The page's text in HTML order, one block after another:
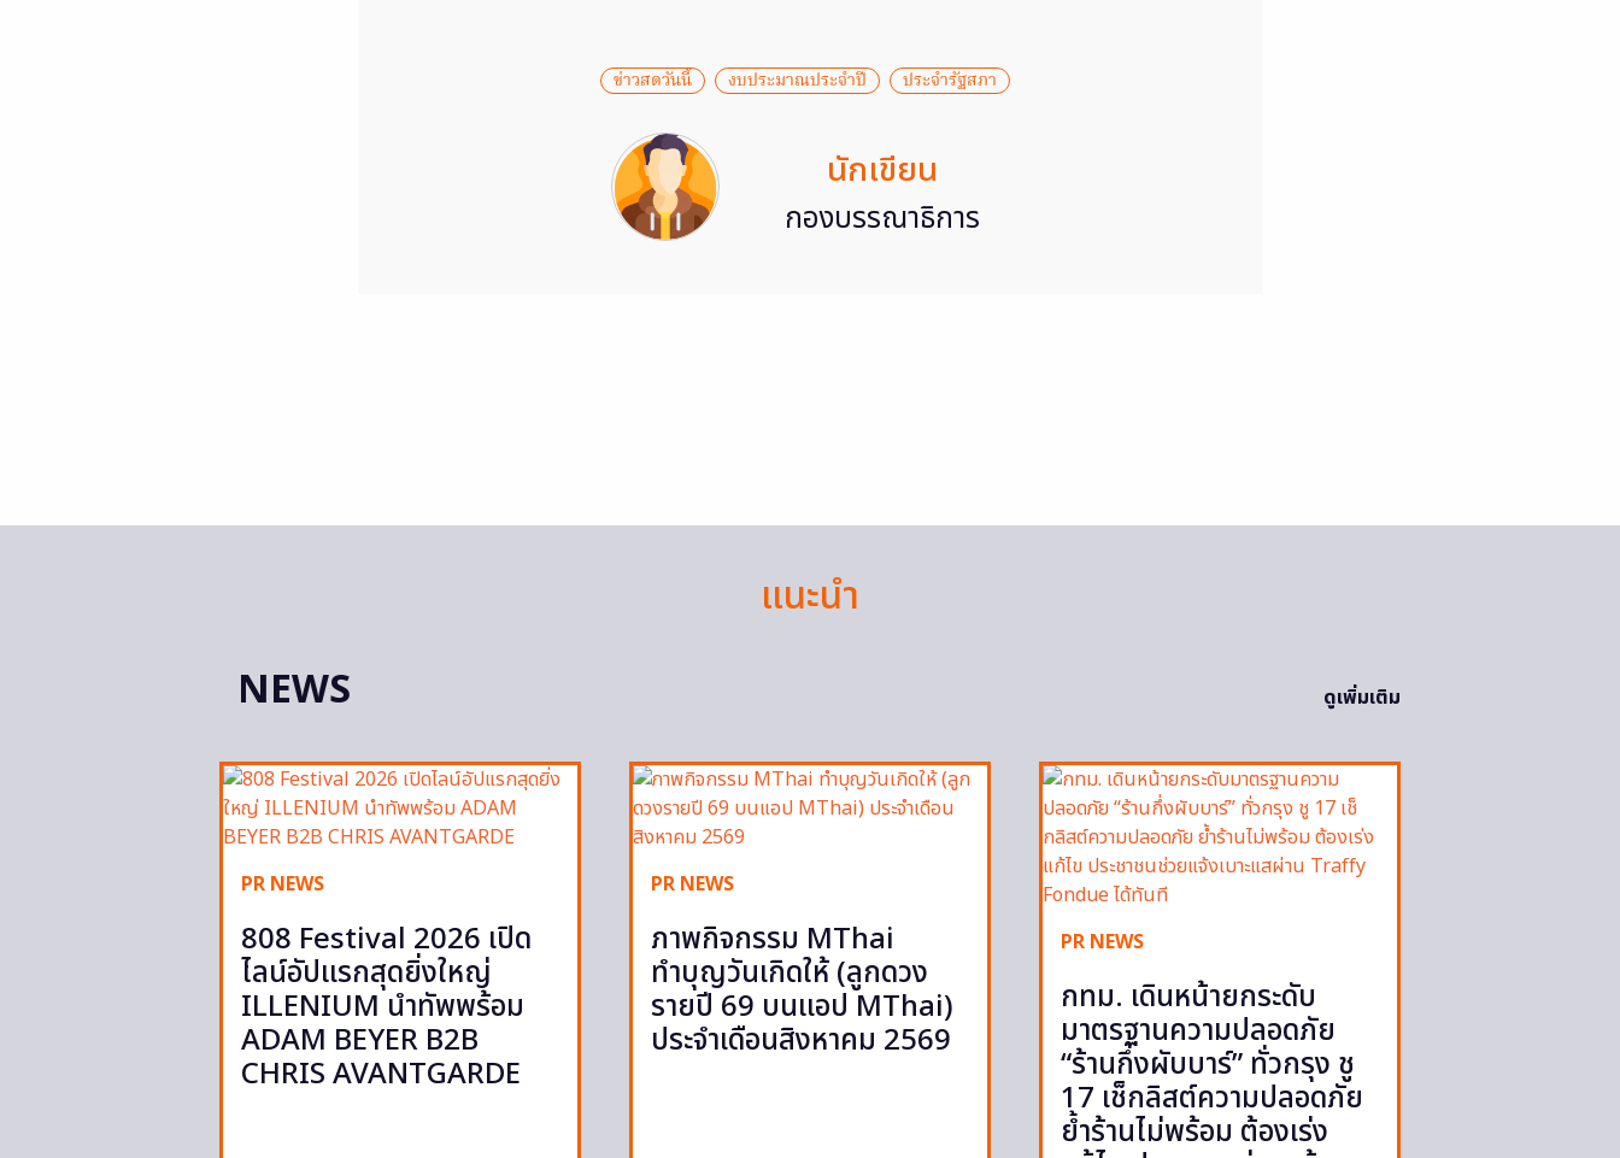
ข่าวสดวันนี้ งบประมาณประจำปี ประจำรัฐสภา
นักเขียน
กองบรรณาธิการ
แนะนำ
NEWS
ดูเพิ่มเติม
PR NEWS
808 Festival 2026 เปิด
ไลน์อัปแรกสุดยิ่งใหญ่
ILLENIUM นำทัพพร้อม
ADAM BEYER B2B
CHRIS AVANTGARDE
PR NEWS
ภาพกิจกรรม MThai
ทำบุญวันเกิดให้ (ลูกดวง
รายปี 69 บนแอป MThai)
ประจำเดือนสิงหาคม 2569
PR NEWS
กทม. เดินหน้ายกระดับ
มาตรฐานความปลอดภัย
“ร้านกึ่งผับบาร์” ทั่วกรุง ชู
17 เช็กลิสต์ความปลอดภัย
ย้ำร้านไม่พร้อม ต้องเร่ง